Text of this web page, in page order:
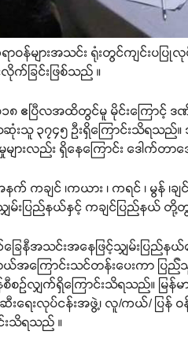
ဝန်များအသင်း ရုံးတွင်ကျင်းပပြု
က်ခြင်းဖြစ်သည် ။
၁၈ ဧပြီလအထိတွင်မူ မိုင်းကြောင့်
းသူ ၃၇၄၅ ဦးရှိကြောင်းသိရသည်
မှုများလည်း ရှိနေကြောင်း ဒေါ
ကချင် ၊ကယား ၊ ကရင် ၊ မွန် ၊
သျှမ်းပြည်နယ်နှင့် ကချင်ပြည်နယ် တို့
ခြေနီအသင်းအနေဖြင့်သျှမ်းပြ
ာယ်အကြောင်းသင်တန်းပေးကာ ပ
န်စီစဉ်လျှက်ရှိကြောင်းသိရသည်။ မ
ရေးလုပ်ငန်းအဖွဲ့၊ လူ/ကယ်/ ပြန် ဝ
းသိရသည် ။